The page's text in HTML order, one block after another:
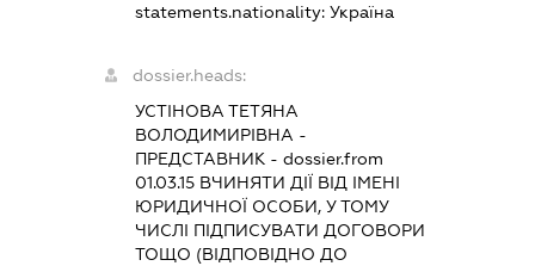
statements.nationality:Україна
dossier.heads:
УСТІНОВА ТЕТЯНА
ВОЛОДИМИРІВНА -
ПРЕДСТАВНИК - dossier.from
01.03.15 ВЧИНЯТИ ДІЇ ВІД ІМЕНІ
ЮРИДИЧНОЇ ОСОБИ, У ТОМУ
ЧИСЛІ ПІДПИСУВАТИ ДОГОВОРИ
ТОЩО (ВІДПОВІДНО ДО